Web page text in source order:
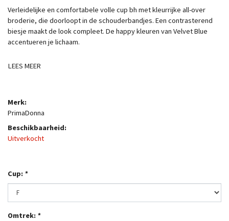
Verleidelijke en comfortabele volle cup bh met kleurrijke all-over
broderie, die doorloopt in de schouderbandjes. Een contrasterend
biesje maakt de look compleet. De happy kleuren van Velvet Blue
accentueren je lichaam.
LEES MEER
Merk:
PrimaDonna
Beschikbaarheid:
Uitverkocht
Cup: *
Omtrek: *